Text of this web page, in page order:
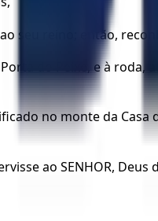
seu reino; então,
do Peixe, e à roda,
no monte da Casa
ao SENHOR, Deus